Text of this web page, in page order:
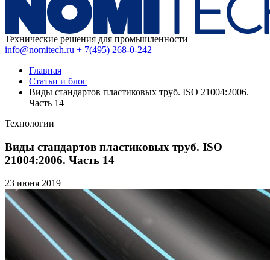
Технические решения для промышленности
info@nomitech.ru + 7(495) 268-0-242
Главная
Статьи и блог
Виды стандартов пластиковых труб. ISO 21004:2006.
Часть 14
Технологии
Виды стандартов пластиковых труб. ISO
21004:2006. Часть 14
23 июня 2019